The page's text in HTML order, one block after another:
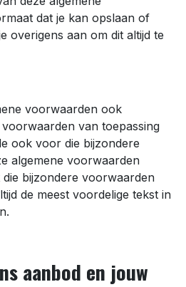
dat je kan opslaan of
overigens aan om dit altijd te
voorwaarden ook
van toepassing
ook voor die bijzondere
algemene voorwaarden
bijzondere voorwaarden
de meest voordelige tekst in
en jouw